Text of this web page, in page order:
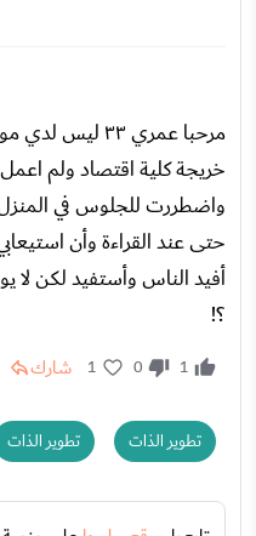
مرحبا عمري
خريجة كلية اقتصاد ولم
حتى عند القراءة وأن
أفيد الناس وأستفيد لكن لا
؟!
1
0
1 شارك
تطوير الذات تطوير الذات